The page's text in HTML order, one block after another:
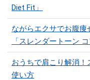
Diet Fit」
ながらエクサでお腹痩
「スレンダートーン コ
おうちで肩こり解消
使い方